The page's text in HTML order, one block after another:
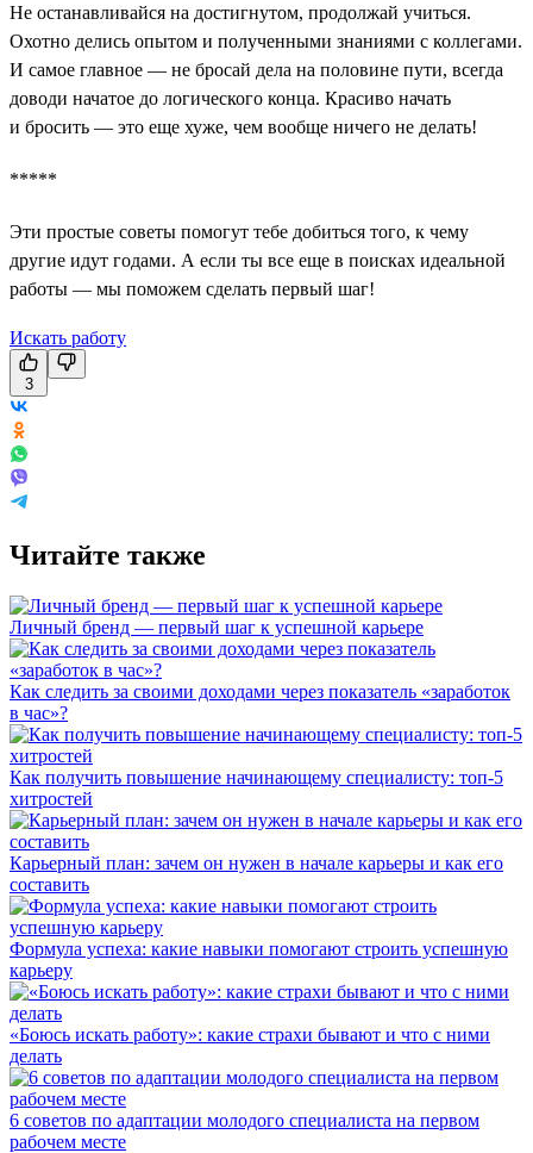
Не останавливайся на достигнутом, продолжай учиться.
Охотно делись опытом и полученными знаниями с коллегами.
И самое главное — не бросай дела на половине пути, всегда
доводи начатое до логического конца. Красиво начать
и бросить — это еще хуже, чем вообще ничего не делать!
*****
Эти простые советы помогут тебе добиться того, к чему
другие идут годами. А если ты все еще в поисках идеальной
работы — мы поможем сделать первый шаг!
Искать работу
3
Читайте также
Личный бренд — первый шаг к успешной карьере
Как следить за своими доходами через показатель «заработок
в час»?
Как получить повышение начинающему специалисту: топ-5
хитростей
Карьерный план: зачем он нужен в начале карьеры и как его
составить
Формула успеха: какие навыки помогают строить успешную
карьеру
«Боюсь искать работу»: какие страхи бывают и что с ними
делать
6 советов по адаптации молодого специалиста на первом
рабочем месте